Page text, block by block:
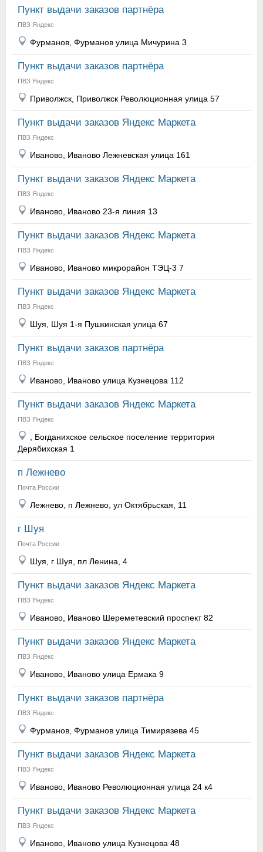
Пункт выдачи заказов партнёра
ПВЗ Яндекс
Фурманов, Фурманов улица Мичурина 3
Пункт выдачи заказов партнёра
ПВЗ Яндекс
Приволжск, Приволжск Революционная улица 57
Пункт выдачи заказов Яндекс Маркета
ПВЗ Яндекс
Иваново, Иваново Лежневская улица 161
Пункт выдачи заказов Яндекс Маркета
ПВЗ Яндекс
Иваново, Иваново 23-я линия 13
Пункт выдачи заказов Яндекс Маркета
ПВЗ Яндекс
Иваново, Иваново микрорайон ТЭЦ-3 7
Пункт выдачи заказов Яндекс Маркета
ПВЗ Яндекс
Шуя, Шуя 1-я Пушкинская улица 67
Пункт выдачи заказов партнёра
ПВЗ Яндекс
Иваново, Иваново улица Кузнецова 112
Пункт выдачи заказов Яндекс Маркета
ПВЗ Яндекс
, Богданихское сельское поселение территория
Дерябихская 1
п Лежнево
Почта России
Лежнево, п Лежнево, ул Октябрьская, 11
г Шуя
Почта России
Шуя, г Шуя, пл Ленина, 4
Пункт выдачи заказов Яндекс Маркета
ПВЗ Яндекс
Иваново, Иваново Шереметевский проспект 82
Пункт выдачи заказов Яндекс Маркета
ПВЗ Яндекс
Иваново, Иваново улица Ермака 9
Пункт выдачи заказов партнёра
ПВЗ Яндекс
Фурманов, Фурманов улица Тимирязева 45
Пункт выдачи заказов Яндекс Маркета
ПВЗ Яндекс
Иваново, Иваново Революционная улица 24 к4
Пункт выдачи заказов Яндекс Маркета
ПВЗ Яндекс
Иваново, Иваново улица Кузнецова 48